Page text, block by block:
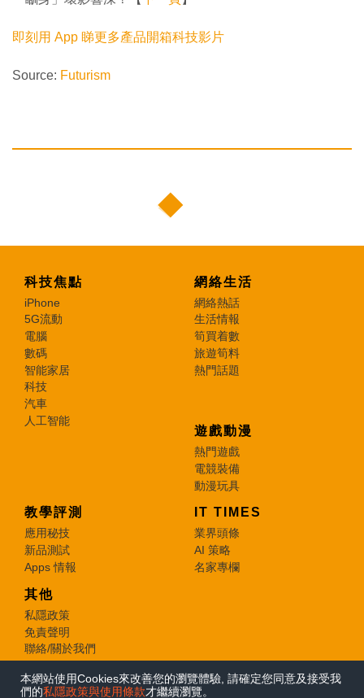
本網站使用Cookies來改善您的瀏覽體驗, 請確定您同意及接受我
們的私隱政策與使用條款才繼續瀏覽。
即刻用 App 睇更多產品開箱科技影片
Source: Futurism
科技焦點
iPhone
5G流動
電腦
數碼
智能家居
科技
汽車
人工智能
網絡生活
網絡熱話
生活情報
筍買着數
旅遊筍料
熱門話題
遊戲動漫
熱門遊戲
電競裝備
動漫玩具
教學評測
應用秘技
新品測試
Apps 情報
IT TIMES
業界頭條
AI 策略
名家專欄
其他
私隱政策
免責聲明
聯絡/關於我們
© 2026 e-zone. All Rights Reserved.